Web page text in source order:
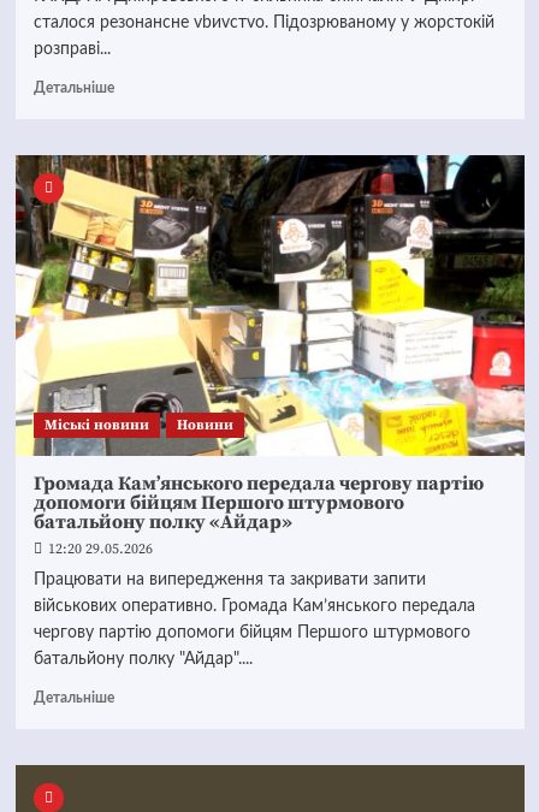
сталося резонансне vbиvстvо. Підозрюваному у жорстокій
розправі...
Детальніше
Mіські новини Новини
Громада Кам’янського передала чергову партію
допомоги бійцям Першого штурмового
батальйону полку «Айдар»
12:20 29.05.2026
Працювати на випередження та закривати запити
військових оперативно. Громада Кам’янського передала
чергову партію допомоги бійцям Першого штурмового
батальйону полку "Айдар"....
Детальніше